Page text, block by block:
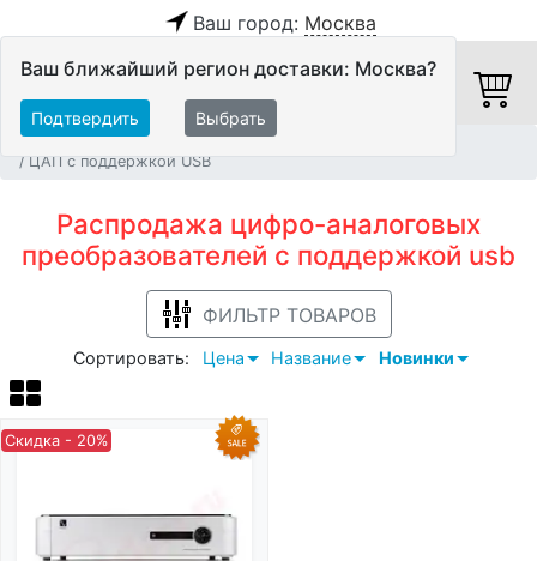
Ваш город: Москва
Ваш ближайший регион доставки: Москва?
Подтвердить Выбрать
ЦАП с поддержкой USB
Распродажа цифро-аналоговых
преобразователей с поддержкой usb
ФИЛЬТР ТОВАРОВ
Сортировать: Цена Название Новинки
Скидка - 20%